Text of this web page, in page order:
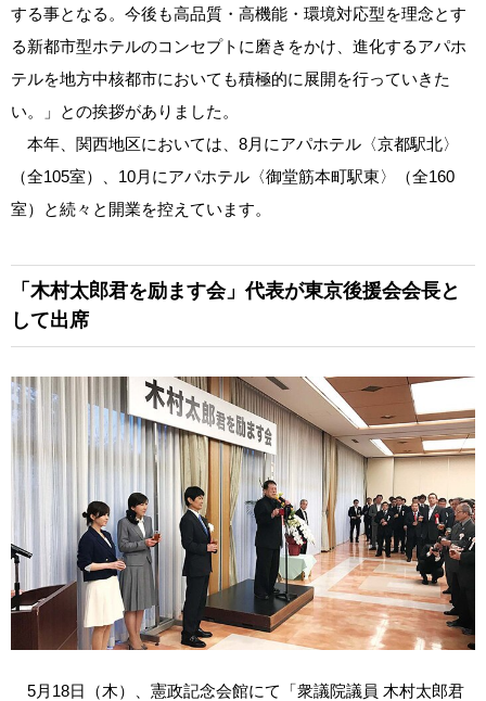
する事となる。今後も高品質・高機能・環境対応型を理念とす
る新都市型ホテルのコンセプトに磨きをかけ、進化するアパホ
テルを地方中核都市においても積極的に展開を行っていきた
い。」との挨拶がありました。
本年、関西地区においては、8月にアパホテル〈京都駅北〉
（全105室）、10月にアパホテル〈御堂筋本町駅東〉（全160
室）と続々と開業を控えています。
「木村太郎君を励ます会」代表が東京後援会会長と
して出席
5月18日（木）、憲政記念会館にて「衆議院議員 木村太郎君